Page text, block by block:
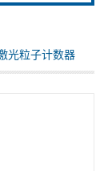
光粒子计数器